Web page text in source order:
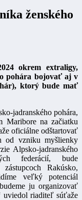
ženského
okrem extraligy,
pohára bojovať aj v
ktorý bude mať
jadranského pohára,
Maribore na začiatku
oficiálne odštartovať
od vzniku myšlienky
Alpsko-jadranského
federácií, bude
Rakúsko,
veľký potenciál
ju organizovať
uviedol riaditeľ súťaže